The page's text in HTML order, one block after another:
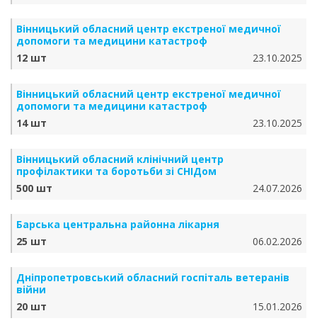
Вінницький обласний центр екстреної медичної
допомоги та медицини катастроф
12 шт
23.10.2025
Вінницький обласний центр екстреної медичної
допомоги та медицини катастроф
14 шт
23.10.2025
Вінницький обласний клінічний центр
профілактики та боротьби зі СНІДом
500 шт
24.07.2026
Барська центральна районна лікарня
25 шт
06.02.2026
Дніпропетровський обласний госпіталь ветеранів
війни
20 шт
15.01.2026